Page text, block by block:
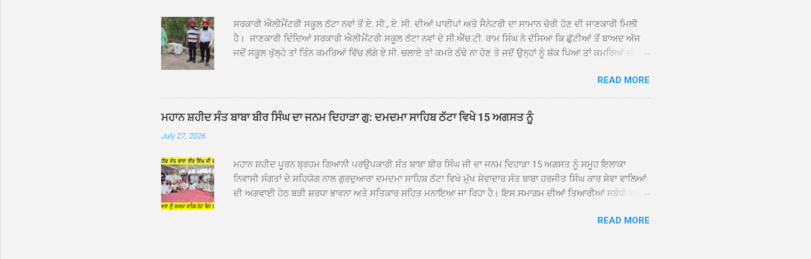
ਸਰਕਾਰੀ ਐਲੀਮੈਂਟਰੀ ਸਕੂਲ ਠੱਟਾ ਨਵਾਂ ਤੋਂ ਏ. ਸੀ., ਏ. ਸੀ. ਦੀਆਂ ਪਾਈਪਾਂ ਅਤੇ ਸੈਨੇਟਰੀ ਦਾ ਸਾਮਾਨ ਚੋਰੀ ਹੋਣ ਦੀ ਜਾਣਕਾਰੀ ਮਿਲੀ
ਹੈ। ਜਾਣਕਾਰੀ ਦਿੰਦਿਆਂ ਸਰਕਾਰੀ ਐਲੀਮੈਂਟਰੀ ਸਕੂਲ ਠੱਟਾ ਨਵਾਂ ਦੇ ਸੀ.ਐੱਚ.ਟੀ. ਰਾਮ ਸਿੰਘ ਨੇ ਦੱਸਿਆ ਕਿ ਛੁੱਟੀਆਂ ਤੋਂ ਬਾਅਦ ਅੱਜ
ਜਦੋਂ ਸਕੂਲ ਖੁੱਲ੍ਹੇ ਤਾਂ ਤਿੰਨ ਕਮਰਿਆਂ ਵਿੱਚ ਲੱਗੇ ਏ.ਸੀ. ਚਲਾਏ ਤਾਂ ਕਮਰੇ ਠੰਢੇ ਨਾ ਹੋਣ ਤੇ ਜਦੋਂ ਉਨ੍ਹਾਂ ਨੂੰ ਸ਼ੱਕ ਪਿਆ ਤਾਂ ਕਮਰਿਆਂ ਦੀਆਂ
ਹੋਈਆਂ ਸਨ। ਉਨ੍ਹਾਂ ਦੱਸਿਆ ਕਿ ਉਹ ਛੁੱਟੀਆਂ ਦੌਰਾਨ ਵੀ ਸਕੂਲ ਗੇੜਾ ਮਾਰਦੇ ਸਨ ਅਤੇ 20 ਜੂਨ ਤੱਕ ਸਭ ਠੀਕ ਸੀ। ਚੋਰੀ ਦੀ ਘਟਨਾ
20 ਤੋਂ 30 ਜੂਨ ਵਿਚਕਾਰ ਹੋਈ ਜਾਪਦੀ ਹੈ। ਇਸ ਮੌਕੇ ਸਕੂਲ ਸਟਾਫ ਮੈਂਬਰਾਂ ਅੰਜੂ ਬਾਲਾ, ਹਰਜੀਤ ਕੌਰ, ਕਮਲਪ੍ਰੀਤ ਕੌਰ ਅਤੇ ਹਰਵਿੰਦਰ
ਸਿੰਘ ਟੋਡਰਵਾਲ ਨੇ ਦੱਸਿਆ ਕਿ ਸਕੂਲ ਵਿੱਚ ਪਿਛਲੇ ਸਾਲ ਤਿੰਨ ਏ. ਸੀ. ਲਾਉਣ ਦੀ ਸੇਵਾ ਸੀ.ਐੱਚ.ਟੀ. ਰਾਮ ਸਿੰਘ ਵੱਲੋਂ ਕੀਤੀ ਗਈ ਸੀ
ਜਿਸ ਦੀ ਮਾਪਿਆਂ ਨੇ ਖੂਬ ਪ੍ਰਸੰਸਾ ਕੀਤੀ ਸੀ। ਉਨ੍ਹਾਂ ਦੱਸਿਆ ਕਿ ਏਸੀ ਚੋਰੀ ਹੋਣ ਨਾਲ ਬੱਚਿਆਂ ਦੇ ਮਾਪਿਆਂ ਵਿੱਚ ਭਾਰੀ ਰੋਸ ਹੈ ਅਤੇ
READ MORE
ਮਹਾਨ ਸ਼ਹੀਦ ਸੰਤ ਬਾਬਾ ਬੀਰ ਸਿੰਘ ਦਾ ਜਨਮ ਦਿਹਾੜਾ ਗੁ: ਦਮਦਮਾ ਸਾਹਿਬ ਠੱਟਾ ਵਿਖੇ 15 ਅਗਸਤ ਨੂੰ
July 27, 2026
ਮਹਾਨ ਸ਼ਹੀਦ ਪੂਰਨ ਬ੍ਰਹਮ ਗਿਆਨੀ ਪਰਉਪਕਾਰੀ ਸੰਤ ਬਾਬਾ ਬੀਰ ਸਿੰਘ ਜੀ ਦਾ ਜਨਮ ਦਿਹਾੜਾ 15 ਅਗਸਤ ਨੂੰ ਸਮੂਹ ਇਲਾਕਾ
ਨਿਵਾਸੀ ਸੰਗਤਾਂ ਦੇ ਸਹਿਯੋਗ ਨਾਲ ਗੁਰਦੁਆਰਾ ਦਮਦਮਾ ਸਾਹਿਬ ਠੱਟਾ ਵਿਖੇ ਮੁੱਖ ਸੇਵਾਦਾਰ ਸੰਤ ਬਾਬਾ ਹਰਜੀਤ ਸਿੰਘ ਕਾਰ ਸੇਵਾ ਵਾਲਿਆਂ
ਦੀ ਅਗਵਾਈ ਹੇਠ ਬੜੀ ਸ਼ਰਧਾ ਭਾਵਨਾ ਅਤੇ ਸਤਿਕਾਰ ਸਹਿਤ ਮਨਾਇਆ ਜਾ ਰਿਹਾ ਹੈ। ਇਸ ਸਮਾਗਮ ਦੀਆਂ ਤਿਆਰੀਆਂ ਸਬੰਧੀ ਅੱਜ
ਹੇਠ ਹੋਈ ਜਿਸ ਵਿਚ ਸਮੁੱਚੇ ਇਲਾਕੇ ਦੀਆਂ ਵੱਡੀ ਗਿਣਤੀ ਵਿੱਚਸੰਗਤਾਂ ਨੇ ਭਾਗ ਲਿਆ ਅਤੇ ਆਪੋ ਆਪਣੇ ਵਿਚਾਰ ਸਾਂਝੇ ਕੀਤੇ। ਇਸ ਸਬੰਧੀ
READ MORE